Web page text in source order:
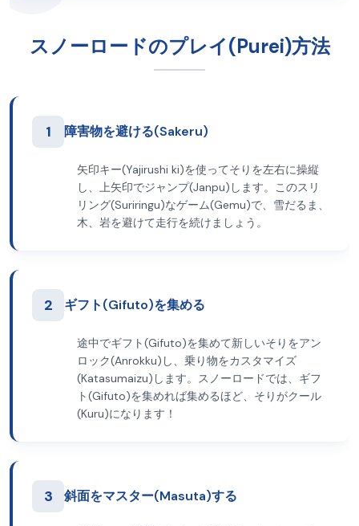
スノーロードのプレイ(Purei)方法
1 障害物を避ける(Sakeru)
矢印キー(Yajirushi ki)を使ってそりを左右に操縦
し、上矢印でジャンプ(Janpu)します。このスリ
リング(Suriringu)なゲーム(Gemu)で、雪だるま、
木、岩を避けて走行を続けましょう。
2 ギフト(Gifuto)を集める
途中でギフト(Gifuto)を集めて新しいそりをアン
ロック(Anrokku)し、乗り物をカスタマイズ
(Katasumaizu)します。スノーロードでは、ギフ
ト(Gifuto)を集めれば集めるほど、そりがクール
(Kuru)になります！
3 斜面をマスター(Masuta)する